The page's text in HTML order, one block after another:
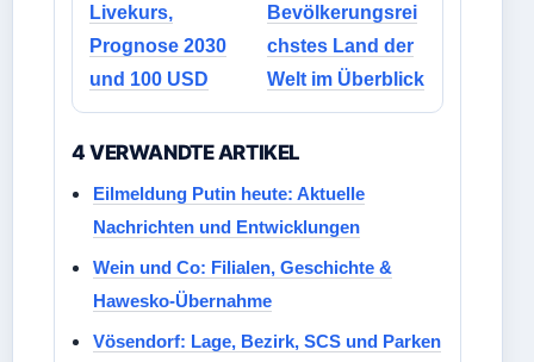
Livekurs,
Prognose 2030
und 100 USD
Bevölkerungsrei
chstes Land der
Welt im Überblick
4 VERWANDTE ARTIKEL
Eilmeldung Putin heute: Aktuelle
Nachrichten und Entwicklungen
Wein und Co: Filialen, Geschichte &
Hawesko-Übernahme
Vösendorf: Lage, Bezirk, SCS und Parken